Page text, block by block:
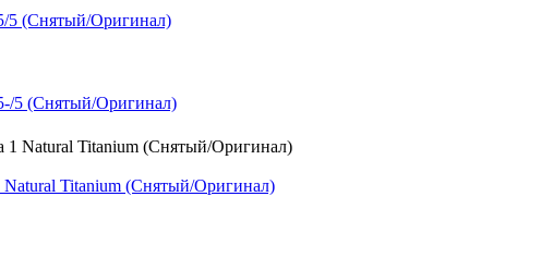
5 (Снятый/Оригинал)
5 (Снятый/Оригинал)
Natural Titanium (Снятый/Оригинал)